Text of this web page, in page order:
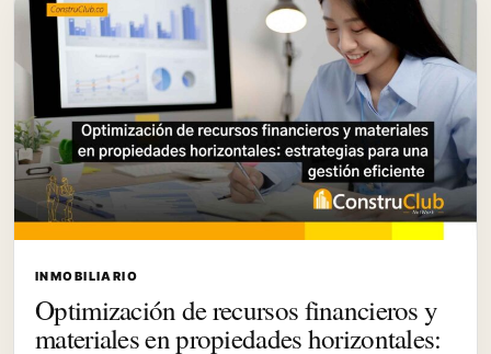
INMOBILIARIO
Optimización de recursos financieros y
materiales en propiedades horizontales: